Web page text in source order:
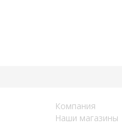
Компания
Наши магазины